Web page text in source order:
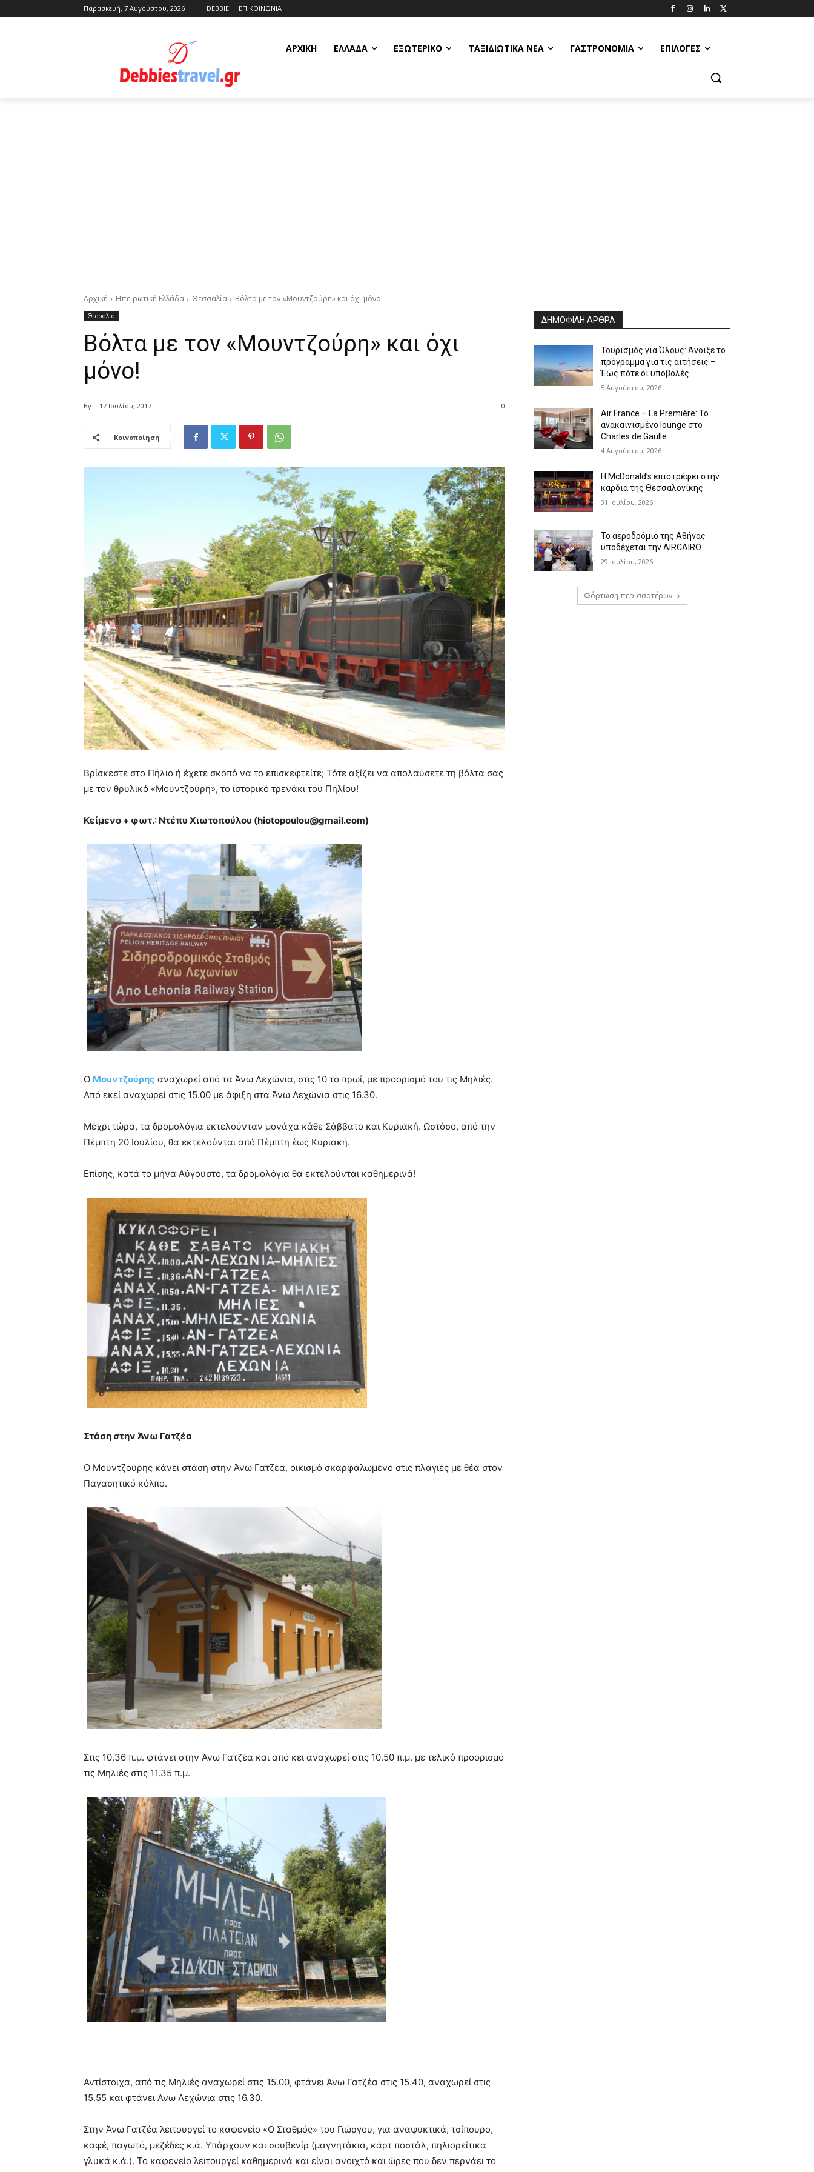
Παρασκευή, 7 Αυγούστου, 2026 DEBBIE ΕΠΙΚΟΙΝΩΝΙΑ
ΑΡΧΙΚΗ ΕΛΛΆΔΑ ΕΞΩΤΕΡΙΚΌ ΤΑΞΙΔΙΩΤΙΚΆ ΝΈΑ ΓΑΣΤΡΟΝΟΜΊΑ ΕΠΙΛΟΓΈΣ
Αρχική Ηπειρωτική Ελλάδα Θεσσαλία Βόλτα με τον «Μουντζούρη» και όχι μόνο!
Θεσσαλία
Βόλτα με τον «Μουντζούρη» και όχι
μόνο!
By 17 Ιουλίου, 2017 0
Κοινοποίηση
Βρίσκεστε στο Πήλιο ή έχετε σκοπό να το επισκεφτείτε; Τότε αξίζει να απολαύσετε τη βόλτα σας
με τον θρυλικό «Μουντζούρη», το ιστορικό τρενάκι του Πηλίου!
Κείμενο + φωτ.: Ντέπυ Χιωτοπούλου (hiotopoulou@gmail.com)
Ο Μουντζούρης αναχωρεί από τα Άνω Λεχώνια, στις 10 το πρωί, με προορισμό του τις Μηλιές.
Από εκεί αναχωρεί στις 15.00 με άφιξη στα Άνω Λεχώνια στις 16.30.
Μέχρι τώρα, τα δρομολόγια εκτελούνταν μονάχα κάθε Σάββατο και Κυριακή. Ωστόσο, από την
Πέμπτη 20 Ιουλίου, θα εκτελούνται από Πέμπτη έως Κυριακή.
Επίσης, κατά το μήνα Αύγουστο, τα δρομολόγια θα εκτελούνται καθημερινά!
Στάση στην Άνω Γατζέα
Ο Μουντζούρης κάνει στάση στην Άνω Γατζέα, οικισμό σκαρφαλωμένο στις πλαγιές με θέα στον
Παγασητικό κόλπο.
Στις 10.36 π.μ. φτάνει στην Άνω Γατζέα και από κει αναχωρεί στις 10.50 π.μ. με τελικό προορισμό
τις Μηλιές στις 11.35 π.μ.
Αντίστοιχα, από τις Μηλιές αναχωρεί στις 15.00, φτάνει Άνω Γατζέα στις 15.40, αναχωρεί στις
15.55 και φτάνει Άνω Λεχώνια στις 16.30.
Στην Άνω Γατζέα λειτουργεί το καφενείο «Ο Σταθμός» του Γιώργου, για αναψυκτικά, τσίπουρο,
καφέ, παγωτό, μεζέδες κ.ά. Υπάρχουν και σουβενίρ (μαγνητάκια, κάρτ ποστάλ, πηλιορείτικα
γλυκά κ.ά.). Το καφενείο λειτουργεί καθημερινά και είναι ανοιχτό και ώρες που δεν περνάει το
ΔΗΜΟΦΙΛΗ ΑΡΘΡΑ
Τουρισμός για Όλους: Άνοιξε το
πρόγραμμα για τις αιτήσεις –
Έως πότε οι υποβολές
5 Αυγούστου, 2026
Air France – La Première: Το
ανακαινισμένο lounge στο
Charles de Gaulle
4 Αυγούστου, 2026
Η McDonald’s επιστρέφει στην
καρδιά της Θεσσαλονίκης
31 Ιουλίου, 2026
Το αεροδρόμιο της Αθήνας
υποδέχεται την AIRCAIRO
29 Ιουλίου, 2026
Φόρτωση περισσοτέρων